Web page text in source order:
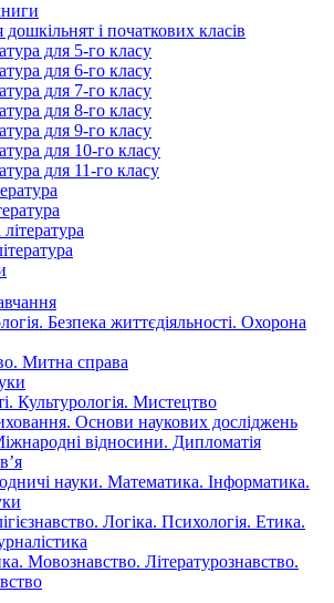
дошкільнят і початкових класів
для 5-го класу
для 6-го класу
для 7-го класу
для 8-го класу
для 9-го класу
для 10-го класу
для 11-го класу
Безпека життєдіяльності. Охорона
Митна справа
Культурологія. Мистецтво
Основи наукових досліджень
відносини. Дипломатія
науки. Математика. Інформатика.
Логіка. Психологія. Етика.
Мовознавство. Літературознавство.